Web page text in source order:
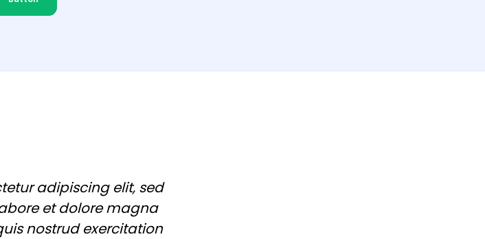
adipiscing elit, sed
et dolore magna
nostrud exercitation